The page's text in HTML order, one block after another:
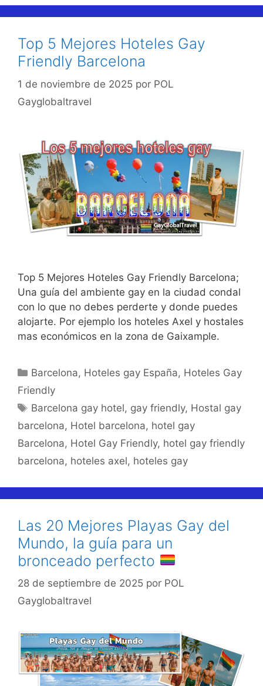
Top 5 Mejores Hoteles Gay
Friendly Barcelona
1 de noviembre de 2025 por POL
Gayglobaltravel
Top 5 Mejores Hoteles Gay Friendly Barcelona;
Una guía del ambiente gay en la ciudad condal
con lo que no debes perderte y donde puedes
alojarte. Por ejemplo los hoteles Axel y hostales
mas económicos en la zona de Gaixample.
Categorías
Barcelona, Hoteles gay España, Hoteles Gay
Friendly
Etiquetas
Barcelona gay hotel, gay friendly, Hostal gay
barcelona, Hotel barcelona, hotel gay
Barcelona, Hotel Gay Friendly, hotel gay friendly
barcelona, hoteles axel, hoteles gay
Las 20 Mejores Playas Gay del
Mundo, la guía para un
bronceado perfecto
28 de septiembre de 2025 por POL
Gayglobaltravel